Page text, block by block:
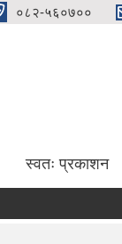
०८२-५६०७००
स्वतः प्रकाशन